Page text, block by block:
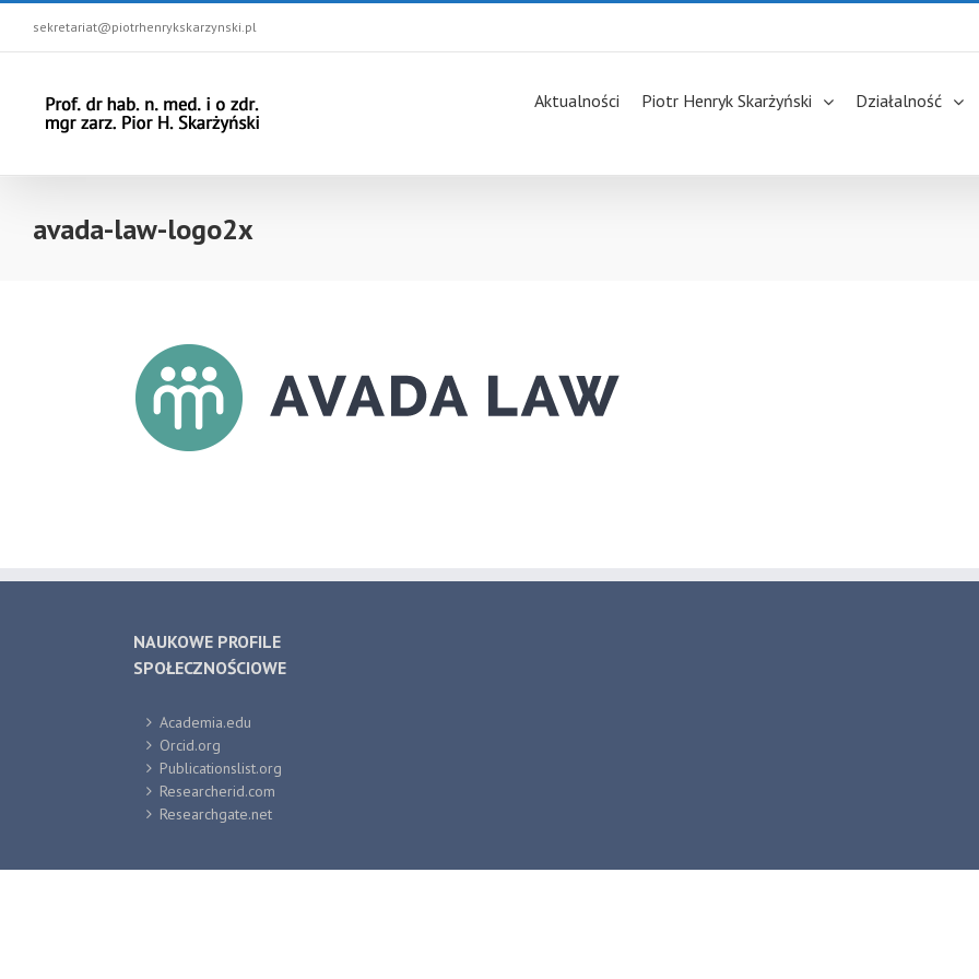
sekretariat@piotrhenrykskarzynski.pl
Aktualności Piotr Henryk Skarżyński Działalność
avada-law-logo2x
NAUKOWE PROFILE
SPOŁECZNOŚCIOWE
Academia.edu
Orcid.org
Publicationslist.org
Researcherid.com
Researchgate.net